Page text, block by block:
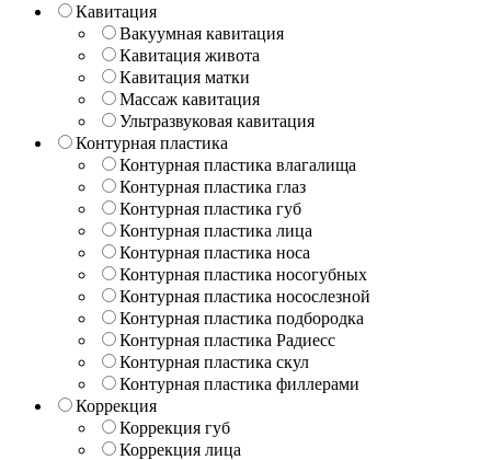
Кавитация
Вакуумная кавитация
Кавитация живота
Кавитация матки
Массаж кавитация
Ультразвуковая кавитация
Контурная пластика
Контурная пластика влагалища
Контурная пластика глаз
Контурная пластика губ
Контурная пластика лица
Контурная пластика носа
Контурная пластика носогубных
Контурная пластика носослезной
Контурная пластика подбородка
Контурная пластика Радиесс
Контурная пластика скул
Контурная пластика филлерами
Коррекция
Коррекция губ
Коррекция лица